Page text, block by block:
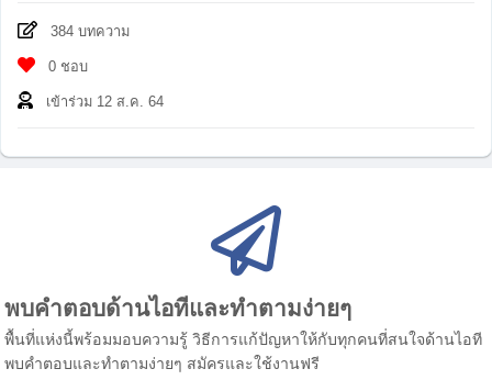
384 บทความ
0 ชอบ
เข้าร่วม 12 ส.ค. 64
พบคำตอบด้านไอทีและทำตามง่ายๆ
พื้นที่แห่งนี้พร้อมมอบความรู้ วิธีการแก้ปัญหาให้กับทุกคนที่สนใจด้านไอที
พบคำตอบและทำตามง่ายๆ สมัครและใช้งานฟรี